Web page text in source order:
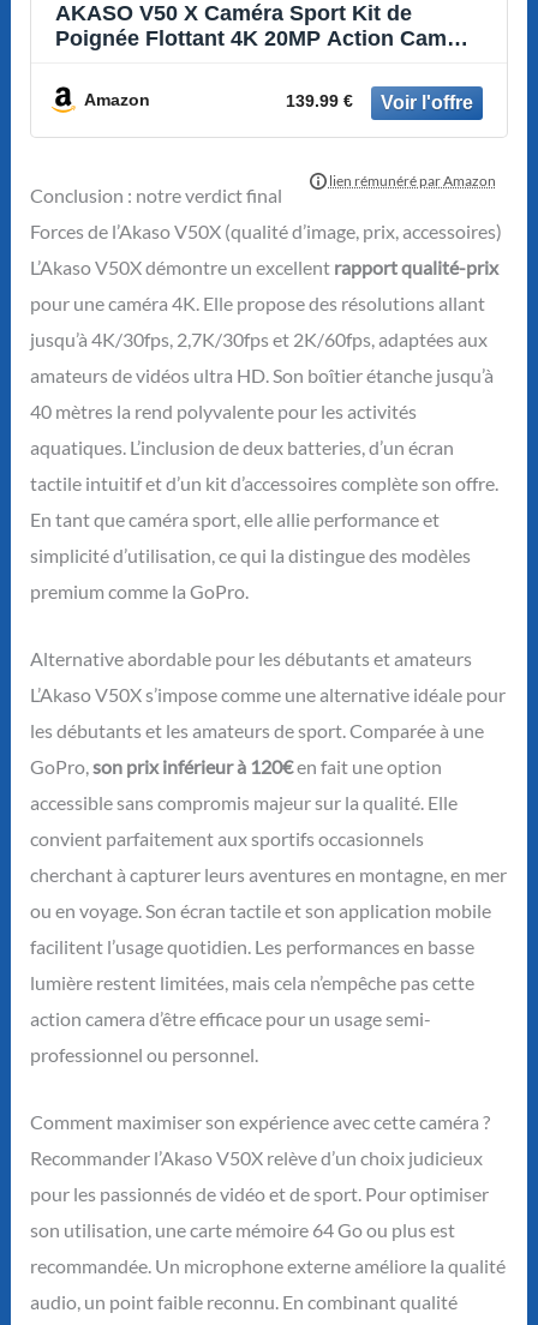
AKASO V50 X Caméra Sport Kit de
Poignée Flottant 4K 20MP Action Cam
Amazon 139.99 €
Conclusion : notre verdict final
Forces de l’Akaso V50X (qualité d’image, prix, accessoires)
L’Akaso V50X démontre un excellent rapport qualité-prix
pour une caméra 4K. Elle propose des résolutions allant
jusqu’à 4K/30fps, 2,7K/30fps et 2K/60fps, adaptées aux
amateurs de vidéos ultra HD. Son boîtier étanche jusqu’à
40 mètres la rend polyvalente pour les activités
aquatiques. L’inclusion de deux batteries, d’un écran
tactile intuitif et d’un kit d’accessoires complète son offre.
En tant que caméra sport, elle allie performance et
simplicité d’utilisation, ce qui la distingue des modèles
premium comme la GoPro.
Alternative abordable pour les débutants et amateurs
L’Akaso V50X s’impose comme une alternative idéale pour
les débutants et les amateurs de sport. Comparée à une
GoPro,son prix inférieur à 120€en fait une option
accessible sans compromis majeur sur la qualité. Elle
convient parfaitement aux sportifs occasionnels
cherchant à capturer leurs aventures en montagne, en mer
ou en voyage. Son écran tactile et son application mobile
facilitent l’usage quotidien. Les performances en basse
lumière restent limitées, mais cela n’empêche pas cette
action camera d’être efficace pour un usage semi-
professionnel ou personnel.
Comment maximiser son expérience avec cette caméra ?
Recommander l’Akaso V50X relève d’un choix judicieux
pour les passionnés de vidéo et de sport. Pour optimiser
son utilisation, une carte mémoire 64 Go ou plus est
recommandée. Un microphone externe améliore la qualité
audio, un point faible reconnu. En combinant qualité